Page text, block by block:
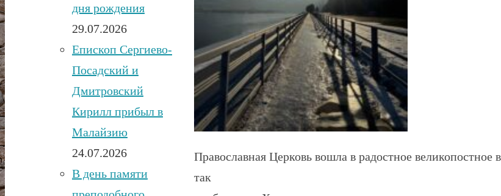
Православная Церковь вошла в радостное великопостное
так
дня рождения
29.07.2026
Епископ Сергиево-
Посадский и
Дмитровский
Кирилл прибыл в
Малайзию
24.07.2026
В день памяти